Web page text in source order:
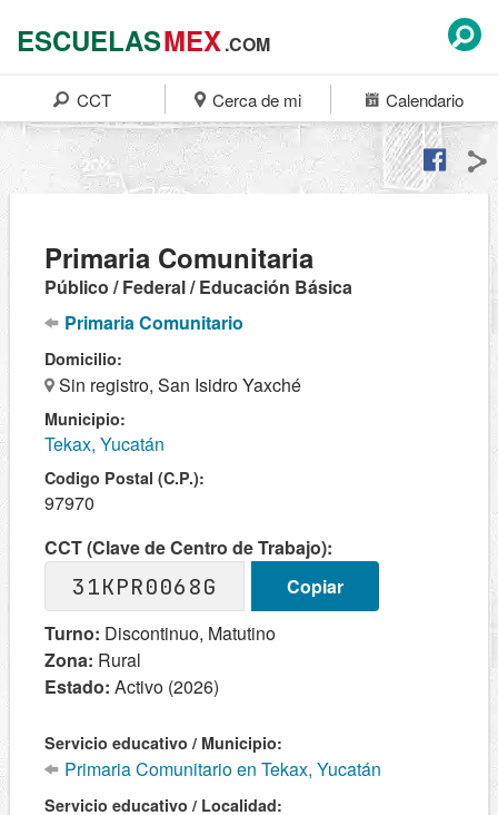
ESCUELASMEX.COM
CCT Cerca de mi Calendario
Primaria Comunitaria
Público / Federal / Educación Básica
Primaria Comunitario
Domicilio:
Sin registro, San Isidro Yaxché
Municipio:
Tekax, Yucatán
Codigo Postal (C.P.):
97970
CCT (Clave de Centro de Trabajo):
31KPR0068G
Copiar
Turno: Discontinuo, Matutino
Zona: Rural
Estado: Activo (2026)
Servicio educativo / Municipio:
Primaria Comunitario en Tekax, Yucatán
Servicio educativo / Localidad: